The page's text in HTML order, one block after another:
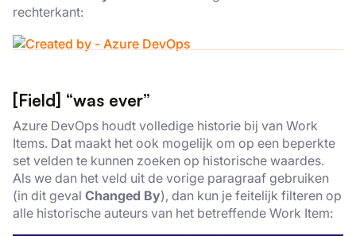
rechterkant:
[Field] “was ever”
Azure DevOps houdt volledige historie bij van Work
Items. Dat maakt het ook mogelijk om op een beperkte
set velden te kunnen zoeken op historische waardes.
Als we dan het veld uit de vorige paragraaf gebruiken
(in dit geval Changed By), dan kun je feitelijk filteren op
alle historische auteurs van het betreffende Work Item: